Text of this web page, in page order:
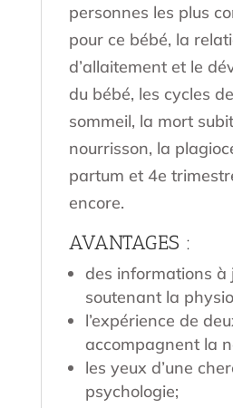
personnes les plus
pour ce bébé, la
d’allaitement et le
du bébé, les cycles
sommeil, la mort
nourrisson, la
partum et 4e
encore.
AVANTAGES :
des informations à
soutenant la
l’expérience de
accompagnent la
les yeux d’une
psychologie;